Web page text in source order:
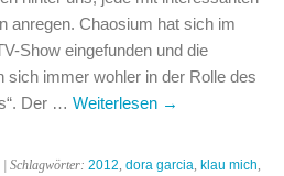
anregen. Chaosium hat sich im
Show eingefunden und die
sich immer wohler in der Rolle des
Der … Weiterlesen →
| Schlagwörter: 2012 dora garcia klau mich